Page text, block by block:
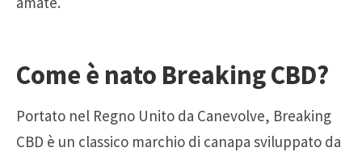
Come è nato Breaking CBD?
Portato nel Regno Unito da Canevolve, Breaking
CBD è un classico marchio di canapa sviluppato da